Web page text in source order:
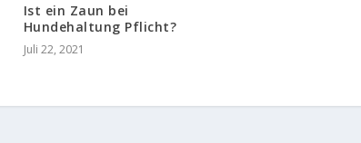
Ist ein Zaun bei
Hundehaltung Pflicht?
Juli 22, 2021